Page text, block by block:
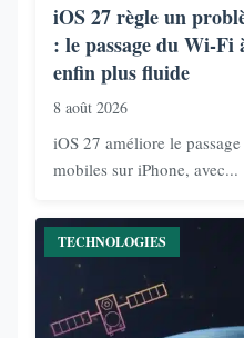
iOS 27 règle un
: le passage du Wi-Fi
enfin plus fluide
8 août 2026
iOS 27 améliore le
mobiles sur iPhone, avec...
TECHNOLOGIES